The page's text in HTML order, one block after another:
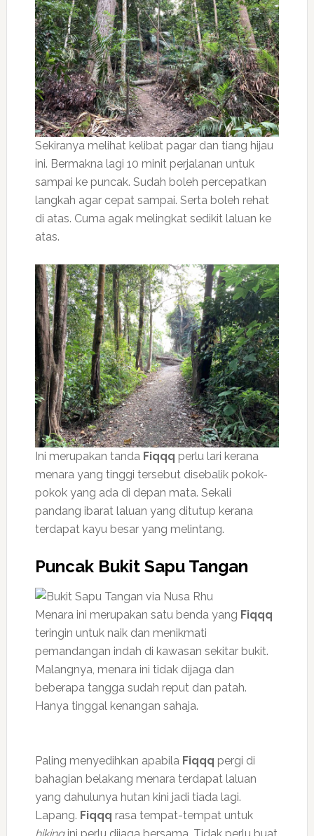
Sekiranya melihat kelibat pagar dan tiang hijau
ini. Bermakna lagi 10 minit perjalanan untuk
sampai ke puncak. Sudah boleh percepatkan
langkah agar cepat sampai. Serta boleh rehat
di atas. Cuma agak melingkat sedikit laluan ke
atas.
Ini merupakan tanda Fiqqq perlu lari kerana
menara yang tinggi tersebut disebalik pokok-
pokok yang ada di depan mata. Sekali
pandang ibarat laluan yang ditutup kerana
terdapat kayu besar yang melintang.
Puncak Bukit Sapu Tangan
Menara ini merupakan satu benda yang Fiqqq
teringin untuk naik dan menikmati
pemandangan indah di kawasan sekitar bukit.
Malangnya, menara ini tidak dijaga dan
beberapa tangga sudah reput dan patah.
Hanya tinggal kenangan sahaja.
Paling menyedihkan apabila Fiqqq pergi di
bahagian belakang menara terdapat laluan
yang dahulunya hutan kini jadi tiada lagi.
Lapang. Fiqqq rasa tempat-tempat untuk